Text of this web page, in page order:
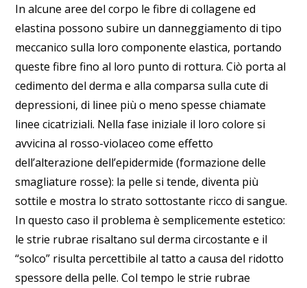
In alcune aree del corpo lefibre di collagene ed
elastina possono subire un danneggiamento di tipo
meccanico sulla loro componente elastica, portando
queste fibre fino al loro punto di rottura. Ciò porta al
cedimento del derma e alla comparsa sulla cute di
depressioni, di linee più o meno spesse chiamate
linee cicatriziali. Nella fase iniziale il loro colore si
avvicina al rosso-violaceo come effetto
dell’alterazione dell’epidermide (formazione delle
smagliature rosse): la pelle si tende, diventa più
sottile e mostra lo strato sottostante ricco di sangue.
In questo caso il problema è semplicemente estetico:
lestrie rubrae risaltano sul derma circostante e il
“solco” risulta percettibile al tatto a causa del ridotto
spessore della pelle. Col tempo le strie rubrae